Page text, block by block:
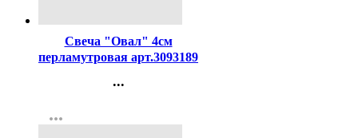
Свеча "Овал" 4см
перламутровая арт.3093189
...
Регистрация
more_horiz